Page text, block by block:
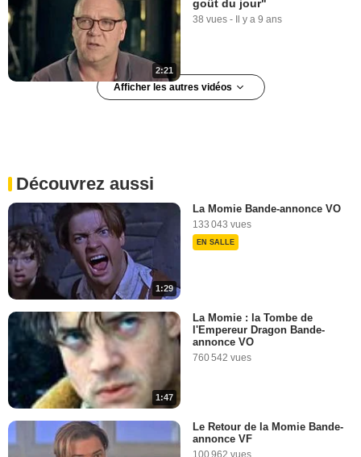
2:21
goût du jour"
38 vues - Il y a 9 ans
Afficher les autres vidéos
2:17
2:35
La Momie BONUS VO
"L'action"
0:39
Tom Cruise nous parle de
"Top Gun 2"
La Momie : rencontre avec
Découvrez aussi
1:29
La Momie Bande-annonce VO
133 043 vues
EN SALLE
1:47
La Momie : la Tombe de
l'Empereur Dragon Bande-
annonce VO
760 542 vues
Le Retour de la Momie Bande-
annonce VF
100 962 vues